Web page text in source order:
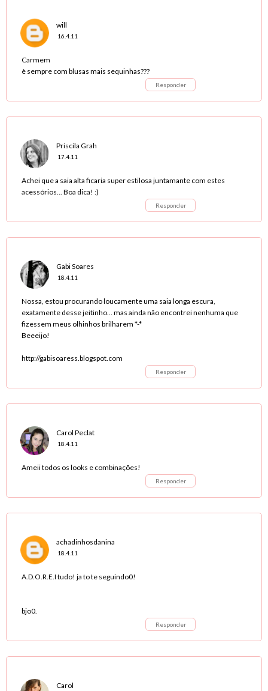
will
16.4.11
Carmem
è sempre com blusas mais sequinhas???
Responder
Priscila Grah
17.4.11
Achei que a saia alta ficaria super estilosa juntamante com estes
acessórios... Boa dica! :)
Responder
Gabi Soares
18.4.11
Nossa, estou procurando loucamente uma saia longa escura,
exatamente desse jeitinho... mas ainda não encontrei nenhuma que
fizessem meus olhinhos brilharem *-*
Beeeijo!
http://gabisoaress.blogspot.com
Responder
Carol Peclat
18.4.11
Ameii todos os looks e combinações!
Responder
achadinhosdanina
18.4.11
A.D.O.R.E.I tudo! ja to te seguindo0!
bjo0.
Responder
Carol